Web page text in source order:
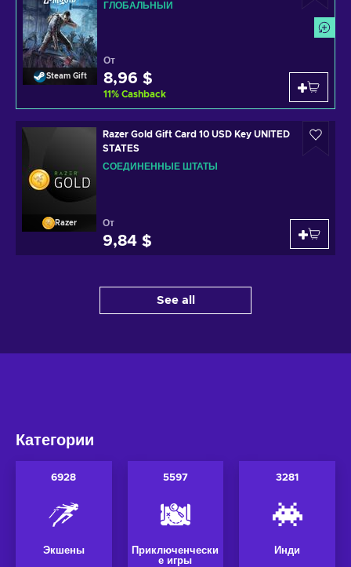
Steam Gift
ГЛОБАЛЬНЫЙ
От
8,96 $
11% Cashback
Razer
Razer Gold Gift Card 10 USD Key UNITED
STATES
СОЕДИНЕННЫЕ ШТАТЫ
От
9,84 $
See all
Категории
6928
Экшены
5597
Приключенчески
е игры
3281
Инди